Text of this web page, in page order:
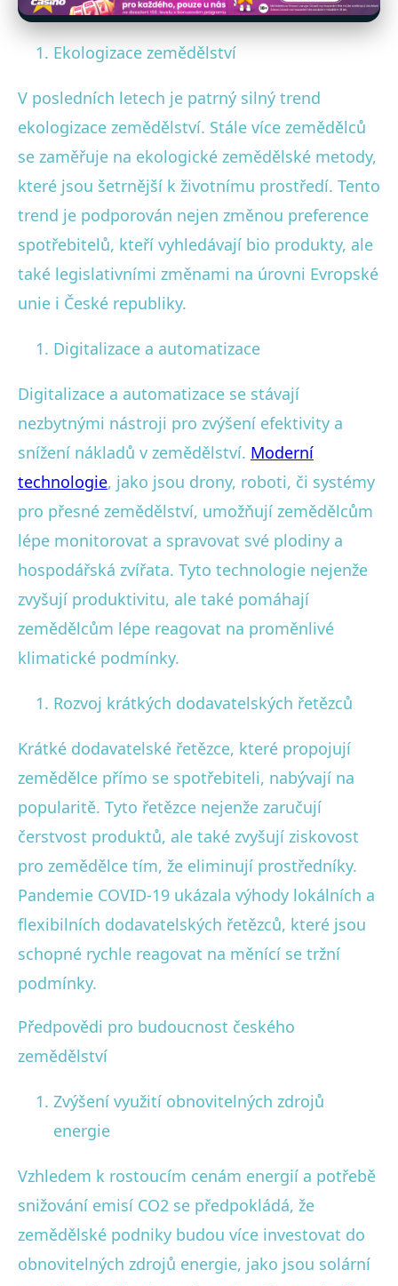
Ekologizace zemědělství
V posledních letech je patrný silný trend
ekologizace zemědělství. Stále více zemědělců
se zaměřuje na ekologické zemědělské metody,
které jsou šetrnější k životnímu prostředí. Tento
trend je podporován nejen změnou preference
spotřebitelů, kteří vyhledávají bio produkty, ale
také legislativními změnami na úrovni Evropské
unie i České republiky.
Digitalizace a automatizace
Digitalizace a automatizace se stávají
nezbytnými nástroji pro zvýšení efektivity a
snížení nákladů v zemědělství. Moderní
technologie, jako jsou drony, roboti, či systémy
pro přesné zemědělství, umožňují zemědělcům
lépe monitorovat a spravovat své plodiny a
hospodářská zvířata. Tyto technologie nejenže
zvyšují produktivitu, ale také pomáhají
zemědělcům lépe reagovat na proměnlivé
klimatické podmínky.
Rozvoj krátkých dodavatelských řetězců
Krátké dodavatelské řetězce, které propojují
zemědělce přímo se spotřebiteli, nabývají na
popularitě. Tyto řetězce nejenže zaručují
čerstvost produktů, ale také zvyšují ziskovost
pro zemědělce tím, že eliminují prostředníky.
Pandemie COVID-19 ukázala výhody lokálních a
flexibilních dodavatelských řetězců, které jsou
schopné rychle reagovat na měnící se tržní
podmínky.
Předpovědi pro budoucnost českého
zemědělství
Zvýšení využití obnovitelných zdrojů
energie
Vzhledem k rostoucím cenám energií a potřebě
snižování emisí CO2 se předpokládá, že
zemědělské podniky budou více investovat do
obnovitelných zdrojů energie, jako jsou solární